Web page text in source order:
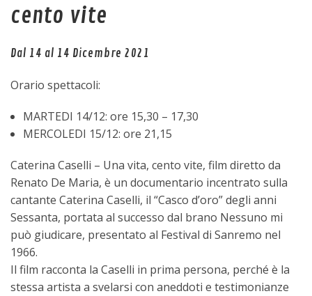
Eventi
Tariffe
Contatti
cento vite
Dal 14 al 14 Dicembre 2021
Orario spettacoli:
MARTEDI 14/12: ore 15,30 – 17,30
MERCOLEDI 15/12: ore 21,15
Caterina Caselli – Una vita, cento vite, film diretto da
Renato De Maria, è un documentario incentrato sulla
cantante Caterina Caselli, il “Casco d’oro” degli anni
Sessanta, portata al successo dal brano Nessuno mi
può giudicare, presentato al Festival di Sanremo nel
1966.
Il film racconta la Caselli in prima persona, perché è la
stessa artista a svelarsi con aneddoti e testimonianze